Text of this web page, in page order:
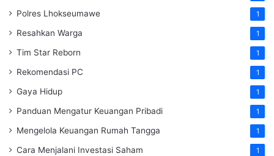
Polres Lhokseumawe 1
Resahkan Warga 1
Tim Star Reborn 1
Rekomendasi PC 1
Gaya Hidup 1
Panduan Mengatur Keuangan Pribadi 1
Mengelola Keuangan Rumah Tangga 1
Cara Menjalani Investasi Saham 1